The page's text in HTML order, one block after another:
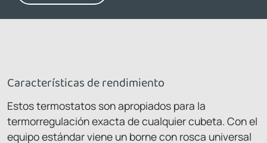
Características de rendimiento
Estos termostatos son apropiados para la
termorregulación exacta de cualquier cubeta. Con el
equipo estándar viene un borne con rosca universal